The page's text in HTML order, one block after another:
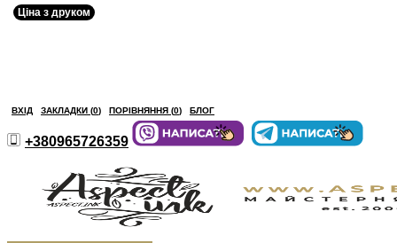
ВХІД ЗАКЛАДКИ (0) ПОРІВНЯННЯ (0) БЛОГ
+380965726359
Ціна з друком